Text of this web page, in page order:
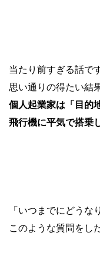
当たり前すぎる話で
思い通りの得たい結
個人起業家は「目的
飛行機に平気で搭乗
「いつまでにどうな
このような質問をし